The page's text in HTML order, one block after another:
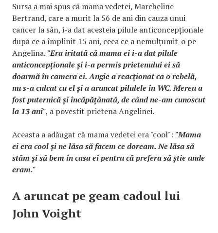
Sursa a mai spus că mama vedetei, Marcheline
Bertrand, care a murit la 56 de ani din cauza unui
cancer la sân, i-a dat acesteia pilule anticoncepționale
după ce a împlinit 15 ani, ceea ce a nemulțumit-o pe
Angelina. "Era iritată că mama ei i-a dat pilule
anticoncepționale și i-a permis prietenului ei să
doarmă în camera ei. Angie a reacționat ca o rebelă,
nu s-a culcat cu el și a aruncat pilulele în WC. Mereu a
fost puternică și încăpățânată, de când ne-am cunoscut
la 13 ani", a povestit prietena Angelinei.
Aceasta a adăugat că mama vedetei era "cool": "Mama
ei era cool și ne lăsa să facem ce doream. Ne lăsa să
stăm și să bem în casa ei pentru că prefera să știe unde
eram."
A aruncat pe geam cadoul lui
John Voight